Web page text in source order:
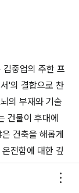
김중업의 주한 프
'의 결합으로 찬
의 부재와 기술
건물이 후대에
건축을 해롭게
전함에 대한 깊